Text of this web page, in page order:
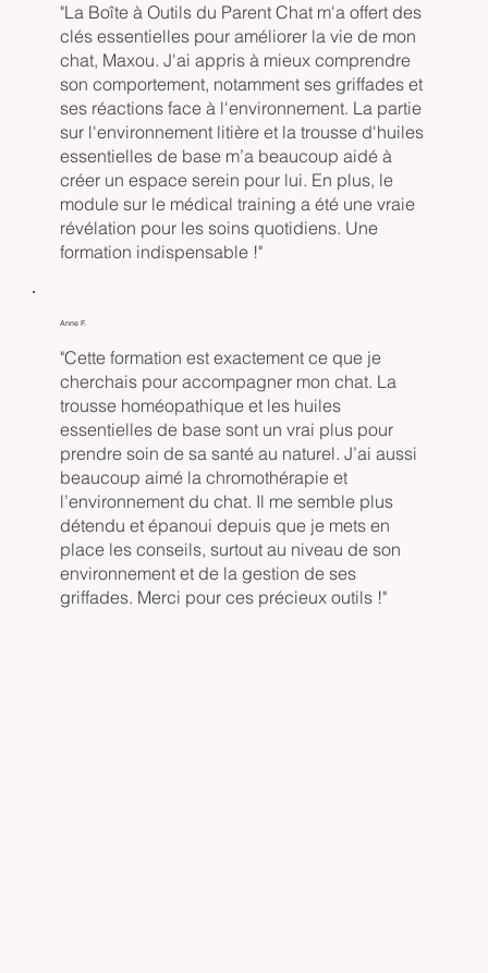
"La Boîte à Outils du Parent Chat m'a offert des
clés essentielles pour améliorer la vie de mon
chat, Maxou. J'ai appris à mieux comprendre
son comportement, notamment ses griffades et
ses réactions face à l'environnement. La partie
sur l'environnement litière et la trousse d'huiles
essentielles de base m’a beaucoup aidé à
créer un espace serein pour lui. En plus, le
module sur le médical training a été une vraie
révélation pour les soins quotidiens. Une
formation indispensable !"
"Cette formation est exactement ce que je
cherchais pour accompagner mon chat. La
trousse homéopathique et les huiles
essentielles de base sont un vrai plus pour
prendre soin de sa santé au naturel. J’ai aussi
beaucoup aimé la chromothérapie et
l’environnement du chat. Il me semble plus
détendu et épanoui depuis que je mets en
place les conseils, surtout au niveau de son
environnement et de la gestion de ses
griffades. Merci pour ces précieux outils !"
Anne F.